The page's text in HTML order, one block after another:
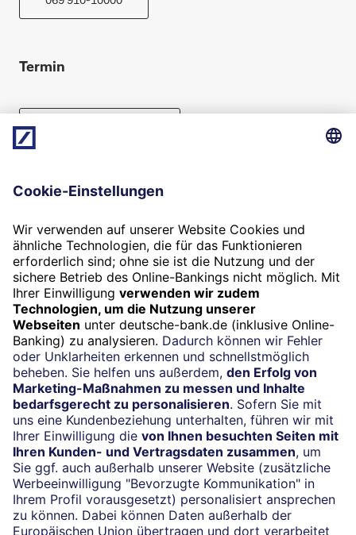
Termin
Folgen Sie uns
Widerruf
Vertrag widerrufen
Impressum
Konditionen und Preise